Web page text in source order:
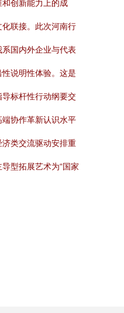
创新能力上的成
联接。此次河南行
国内外企业与代表
说明性体验。这是
标杆性行动纲要交
协作革新认识水平
类交流驱动安排重
型拓展艺术为“国家